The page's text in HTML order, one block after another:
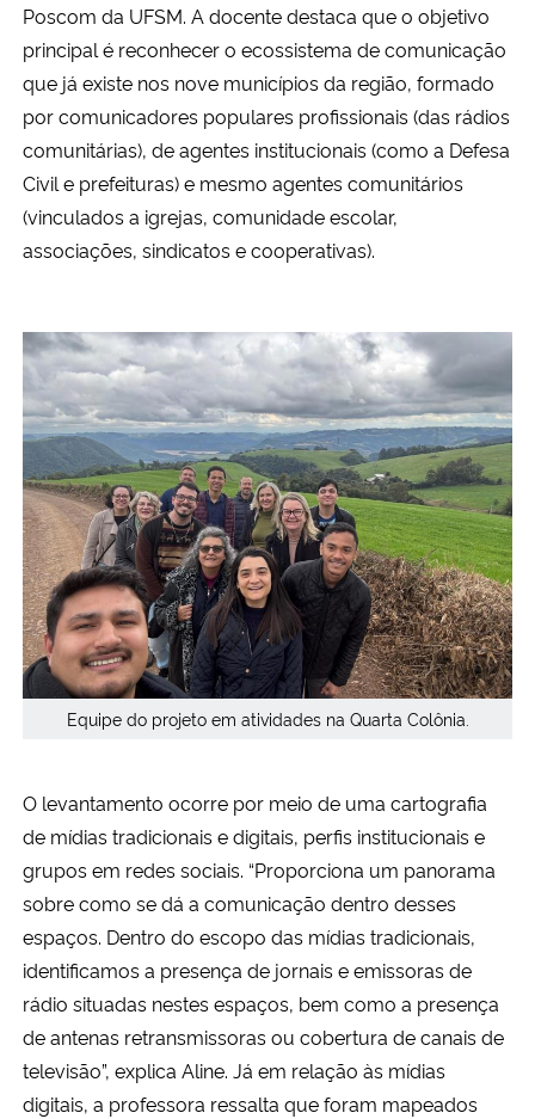
Poscom da UFSM. A docente destaca que o objetivo
principal é reconhecer o ecossistema de comunicação
que já existe nos nove municípios da região, formado
por comunicadores populares profissionais (das rádios
comunitárias), de agentes institucionais (como a Defesa
Civil e prefeituras) e mesmo agentes comunitários
(vinculados a igrejas, comunidade escolar,
associações, sindicatos e cooperativas).
Equipe do projeto em atividades na Quarta Colônia.
O levantamento ocorre por meio de uma cartografia
de mídias tradicionais e digitais, perfis institucionais e
grupos em redes sociais. “Proporciona um panorama
sobre como se dá a comunicação dentro desses
espaços. Dentro do escopo das mídias tradicionais,
identificamos a presença de jornais e emissoras de
rádio situadas nestes espaços, bem como a presença
de antenas retransmissoras ou cobertura de canais de
televisão”, explica Aline. Já em relação às mídias
digitais, a professora ressalta que foram mapeados